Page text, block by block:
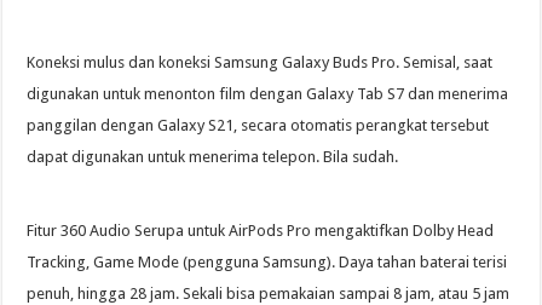
Koneksi mulus dan koneksi Samsung Galaxy Buds Pro. Semisal, saat
digunakan untuk menonton film dengan Galaxy Tab S7 dan menerima
panggilan dengan Galaxy S21, secara otomatis perangkat tersebut
dapat digunakan untuk menerima telepon. Bila sudah.
Fitur 360 Audio Serupa untuk AirPods Pro mengaktifkan Dolby Head
Tracking, Game Mode (pengguna Samsung). Daya tahan baterai terisi
penuh, hingga 28 jam. Sekali bisa pemakaian sampai 8 jam, atau 5 jam